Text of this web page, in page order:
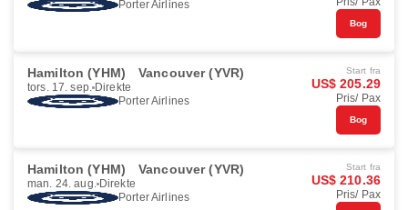
Porter Airlines
Bog
Hamilton (YHM) Vancouver (YVR)
tors. 17. sep. Direkte
Porter Airlines
Start fra
US$ 205.29
Pris/ Pax
Bog
Hamilton (YHM) Vancouver (YVR)
man. 24. aug. Direkte
Porter Airlines
Start fra
US$ 210.36
Pris/ Pax